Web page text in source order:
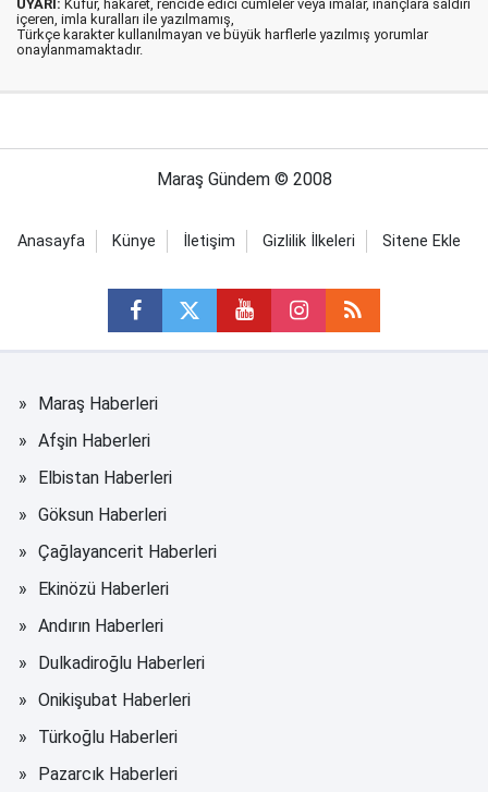
UYARI: Küfür, hakaret, rencide edici cümleler veya imalar, inançlara saldırı
içeren, imla kuralları ile yazılmamış,
Türkçe karakter kullanılmayan ve büyük harflerle yazılmış yorumlar
onaylanmamaktadır.
Maraş Gündem © 2008
Anasayfa Künye İletişim Gizlilik İlkeleri Sitene Ekle
Maraş Haberleri
Afşin Haberleri
Elbistan Haberleri
Göksun Haberleri
Çağlayancerit Haberleri
Ekinözü Haberleri
Andırın Haberleri
Dulkadiroğlu Haberleri
Onikişubat Haberleri
Türkoğlu Haberleri
Pazarcık Haberleri